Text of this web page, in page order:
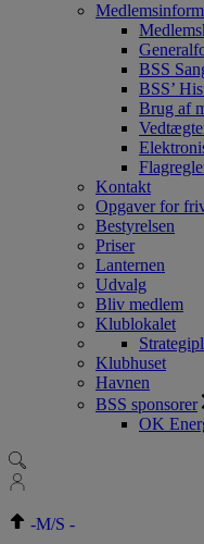
BSS
BSS’
Brug af
Kontakt
Opgaver for
Bestyrelsen
Priser
Lanternen
Udvalg
Bliv medlem
Klublokalet
Klubhuset
Havnen
BSS sponsorer
OK
-M/S -